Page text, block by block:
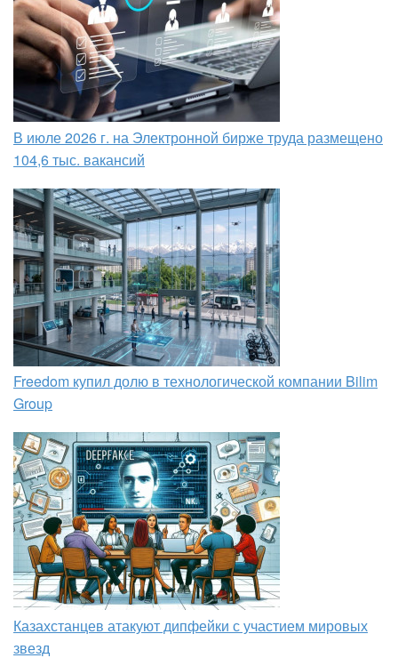
В июле 2026 г. на Электронной бирже труда размещено
104,6 тыс. вакансий
Freedom купил долю в технологической компании Bilim
Group
Казахстанцев атакуют дипфейки с участием мировых
звезд